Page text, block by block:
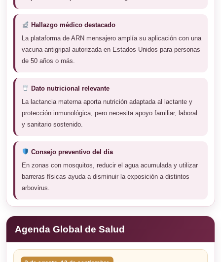
Hallazgo médico destacado
La plataforma de ARN mensajero amplía su aplicación con una
vacuna antigripal autorizada en Estados Unidos para personas
de 50 años o más.
Dato nutricional relevante
La lactancia materna aporta nutrición adaptada al lactante y
protección inmunológica, pero necesita apoyo familiar, laboral
y sanitario sostenido.
Consejo preventivo del día
En zonas con mosquitos, reducir el agua acumulada y utilizar
barreras físicas ayuda a disminuir la exposición a distintos
arbovirus.
Agenda Global de Salud